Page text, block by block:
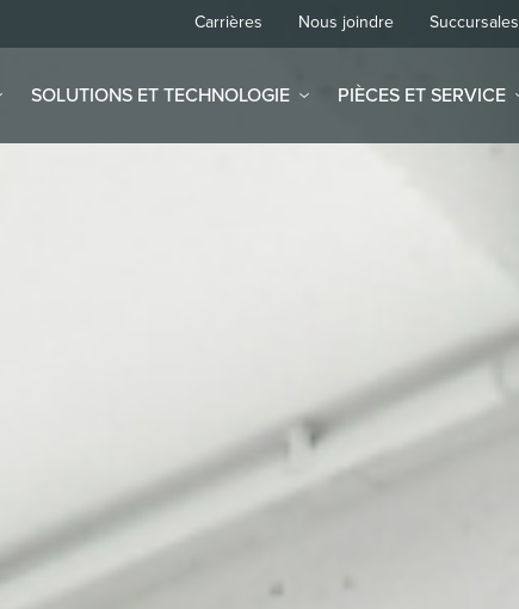
Carrières Nous joindre Succursales
SOLUTIONS ET TECHNOLOGIE PIÈCES ET SERVICE